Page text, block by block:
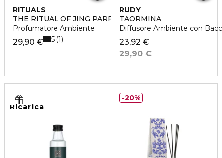
RITUALS
THE RITUAL OF JING PARFUM D'INTERIEUR
Profumatore Ambiente
29,90 € 5 1
RUDY
TAORMINA
Diffusore Ambiente con
23,92 €
29,90 €
Ricarica
20%